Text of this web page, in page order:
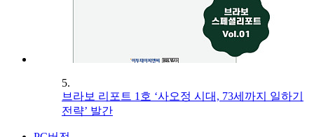
5.
브라보 리포트 1호 ‘사오정 시대, 73세까지 일하기
전략’ 발간